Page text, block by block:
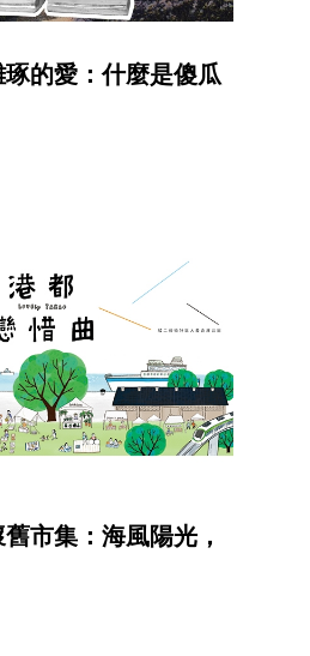
的愛：什麼是傻瓜
市集：海風陽光，